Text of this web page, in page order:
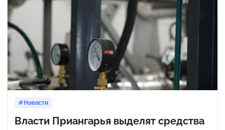
Новости
Власти Приангарья выделят средства